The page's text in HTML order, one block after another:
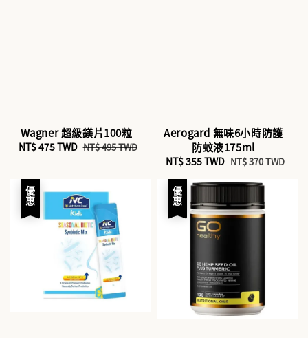
Wagner 超級鎂片100粒
Sale
NT$ 475 TWD Regular
NT$ 495 TWD
Aerogard 無味6小時防護
防蚊液175ml
Sale
price
NT$ 355 TWD Regular
NT$ 370 TWD
優惠 優惠